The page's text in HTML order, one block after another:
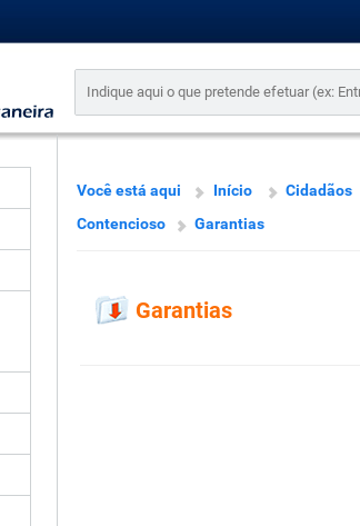
Você está aqui Início Cidadãos
Contencioso
Garantias
Garantias